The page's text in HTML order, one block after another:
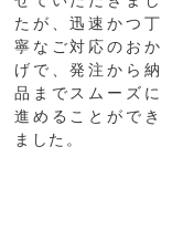
たが、迅速かつ丁
寧なご対応のおか
げで、発注から納
品までスムーズに
進めることができ
ました。